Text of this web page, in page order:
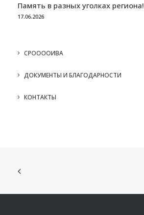
Память в разных уголках региона!
17.06.2026
СРООООИВА
ДОКУМЕНТЫ И БЛАГОДАРНОСТИ
КОНТАКТЫ